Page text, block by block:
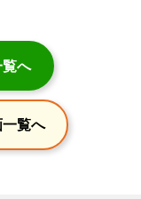
へ
覧へ